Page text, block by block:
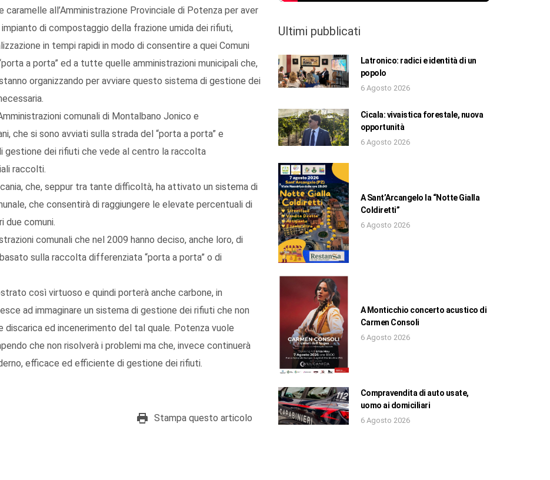
all’Amministrazione Provinciale di Potenza per aver
di compostaggio della frazione umida dei rifiuti,
in tempi rapidi in modo di consentire a quei Comuni
a porta” ed a tutte quelle amministrazioni municipali che,
organizzando per avviare questo sistema di gestione dei
comunali di Montalbano Jonico e
che si sono avviati sulla strada del “porta a porta” e
gestione dei rifiuti che vede al centro la raccolta
raccolti.
che, seppur tra tante difficoltà, ha attivato un sistema di
che consentirà di raggiungere le elevate percentuali di
comuni.
comunali che nel 2009 hanno deciso, anche loro, di
sulla raccolta differenziata “porta a porta” o di
così virtuoso e quindi porterà anche carbone, in
ad immaginare un sistema di gestione dei rifiuti che non
discarica ed incenerimento del tal quale. Potenza vuole
che non risolverà i problemi ma che, invece continuerà
efficace ed efficiente di gestione dei rifiuti.
Stampa questo articolo
Ultimi pubblicati
Latronico: radici e identità di un
popolo
6 Agosto 2026
Cicala: vivaistica forestale, nuova
opportunità
6 Agosto 2026
A Sant’Arcangelo la “Notte Gialla
Coldiretti”
6 Agosto 2026
A Monticchio concerto acustico di
Carmen Consoli
6 Agosto 2026
Compravendita di auto usate,
uomo ai domiciliari
6 Agosto 2026